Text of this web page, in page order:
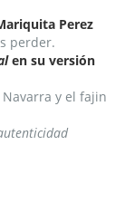
Perez
perder.
en su versión
y el fajin